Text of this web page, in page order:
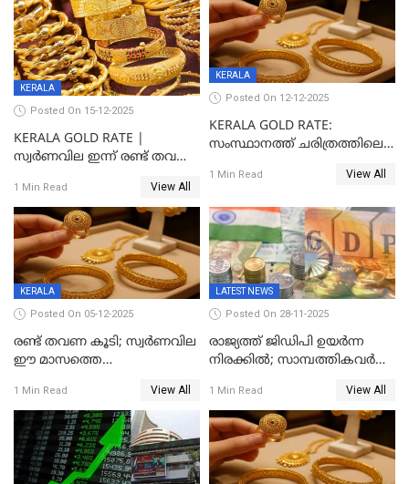
KERALA
Posted On 15-12-2025
KERALA GOLD RATE |
സ്വർണവില ഇന്ന് രണ്ട് തവണ
സർവകാല റെക്കോഡ്
1 Min Read View All
KERALA
Posted On 12-12-2025
KERALA GOLD RATE:
സംസ്ഥാനത്ത് ചരിത്രത്തിലെ
സ്വർണം; സർവ്വകാല
1 Min Read View All
KERALA
Posted On 05-12-2025
രണ്ട് തവണ കൂടി; സ്വർണവില
ഈ മാസത്തെ
1 Min Read View All
LATEST NEWS
Posted On 28-11-2025
രാജ്യത്ത് ജിഡിപി ഉയര്‍ന്ന
നിരക്കില്‍; സാമ്പത്തികവർഷം
ശതമാനമായി; പ്രചോദനം
നൽകുന്നുവെന്ന് മോദി
1 Min Read View All